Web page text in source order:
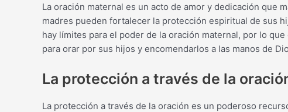
La oración maternal es un acto de amor y dedicación que
madres pueden fortalecer la protección espiritual de sus
hay límites para el poder de la oración maternal, por lo
para orar por sus hijos y encomendarlos a las manos de
La protección a través de la
La protección a través de la oración es un poderoso